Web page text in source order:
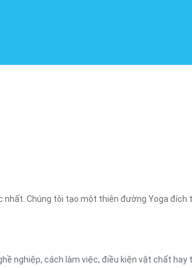
Chúng tôi tạo một thiên đường Yoga
nghiệp, cách làm việc, điều kiện vật chất hay